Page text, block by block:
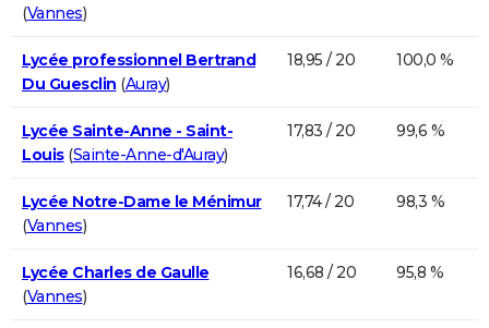
(Vannes)
Lycée professionnel Bertrand
Du Guesclin (Auray)
18,95 / 20 100,0 %
Lycée Sainte-Anne - Saint-
Louis(Sainte-Anne-d'Auray)
17,83 / 20 99,6 %
Lycée Notre-Dame le Ménimur
(Vannes)
17,74 / 20 98,3 %
Lycée Charles de Gaulle
(Vannes)
16,68 / 20 95,8 %